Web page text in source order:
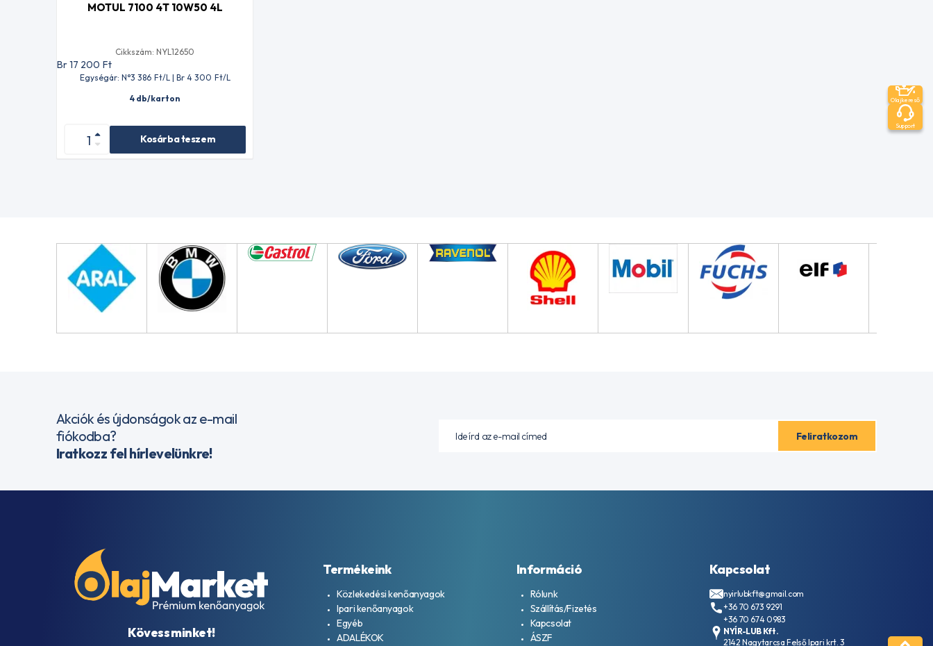
MOTUL 7100 4T 10W50 4L
Cikkszám: NYL12650
Br 17 200 Ft
Egységár: N°3 386 Ft/L | Br 4 300 Ft/L
4 db/karton
Kosárba teszem
Akciók és újdonságok az e-mail
fiókodba?
Iratkozz fel hírlevelünkre!
Kövess minket!
Termékeink
Közlekedési kenőanyagok
Ipari kenőanyagok
Egyéb
ADALÉKOK
Információ
Rólunk
Szállítás/Fizetés
Kapcsolat
ÁSZF
Kapcsolat
nyirlubkft@gmail.com
+36 70 673 9291
+36 70 674 0983
NYÍR-LUB Kft.
2142 Nagytarcsa Felső Ipari krt. 3
Olajkereső
Support